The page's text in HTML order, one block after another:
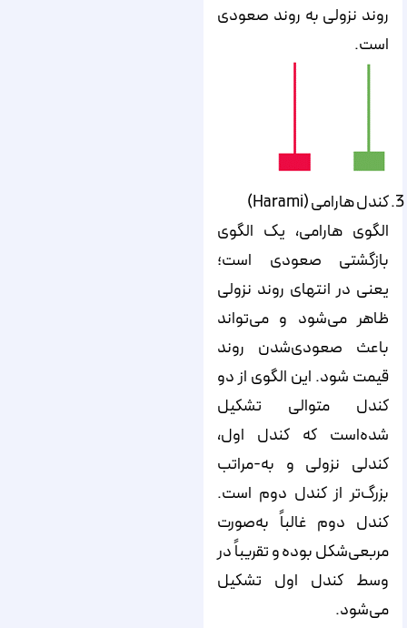
روند نزولی به روند صعودی
است.
کندل هارامی (Harami)
الگوی هارامی، یک الگوی
بازگشتی صعودی است؛
یعنی در انتهای روند نزولی
ظاهر می‌‌‌‌‌شود و می‌‌‌‌‌تواند
باعث صعودی‌شدن روند
قیمت شود. این الگوی از دو
کندل متوالی تشکیل
شده‌‌‌‌‌است که کندل اول،
کندلی نزولی و به-مراتب
بزرگ‌تر از کندل دوم است.
کندل دوم غالباً به‌‌‌‌‌صورت
مربعی‌شکل بوده و تقریباً در
وسط کندل اول تشکیل
می‌‌‌‌‌شود.